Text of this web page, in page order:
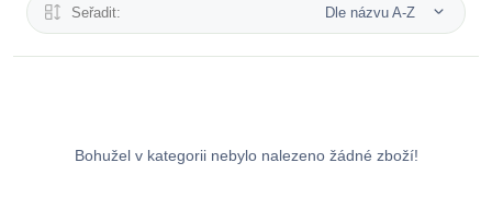
Seřadit: Dle názvu A-Z
Bohužel v kategorii nebylo nalezeno žádné zboží!